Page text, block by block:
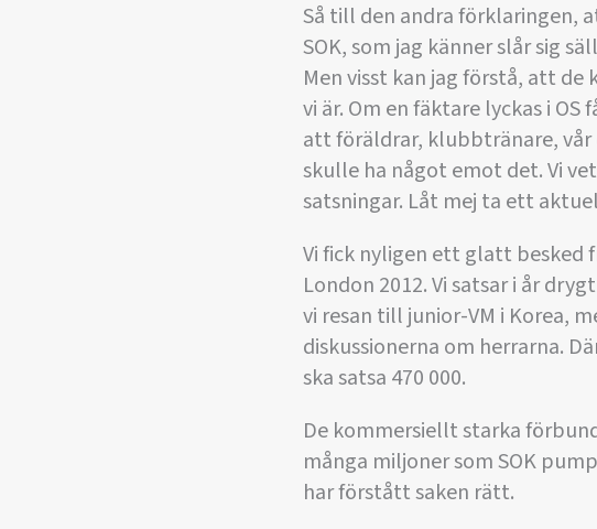
Så till den andra förklaringen,
SOK, som jag känner slår sig
Men visst kan jag förstå, att
vi är. Om en fäktare lyckas i
att föräldrar, klubbtränare,
skulle ha något emot det. Vi
satsningar. Låt mej ta ett
Vi fick nyligen ett glatt besked
London 2012. Vi satsar i år
vi resan till junior-VM i Korea,
diskussionerna om herrarna.
ska satsa 470 000.
De kommersiellt starka
många miljoner som SOK
har förstått saken rätt.